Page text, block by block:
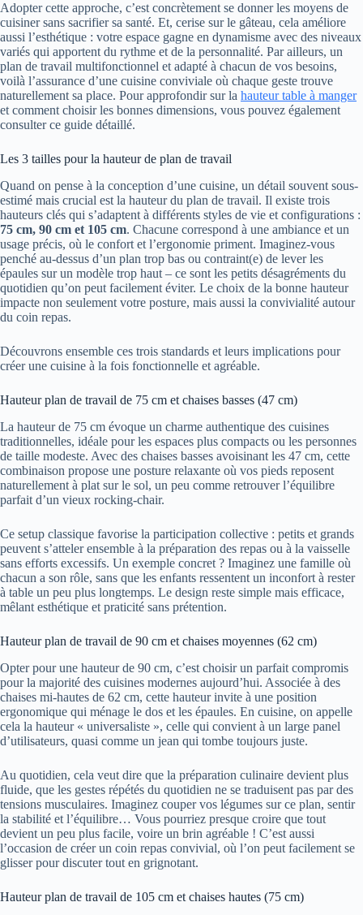
Adopter cette approche, c’est concrètement se donner les moyens de
cuisiner sans sacrifier sa santé. Et, cerise sur le gâteau, cela améliore
aussi l’esthétique : votre espace gagne en dynamisme avec des niveaux
variés qui apportent du rythme et de la personnalité. Par ailleurs, un
plan de travail multifonctionnel et adapté à chacun de vos besoins,
voilà l’assurance d’une cuisine conviviale où chaque geste trouve
naturellement sa place. Pour approfondir sur la hauteur table à manger
et comment choisir les bonnes dimensions, vous pouvez également
consulter ce guide détaillé.
Les 3 tailles pour la hauteur de plan de travail
Quand on pense à la conception d’une cuisine, un détail souvent sous-
estimé mais crucial est la hauteur du plan de travail. Il existe trois
hauteurs clés qui s’adaptent à différents styles de vie et configurations :
75 cm, 90 cm et 105 cm. Chacune correspond à une ambiance et un
usage précis, où le confort et l’ergonomie priment. Imaginez-vous
penché au-dessus d’un plan trop bas ou contraint(e) de lever les
épaules sur un modèle trop haut – ce sont les petits désagréments du
quotidien qu’on peut facilement éviter. Le choix de la bonne hauteur
impacte non seulement votre posture, mais aussi la convivialité autour
du coin repas.
Découvrons ensemble ces trois standards et leurs implications pour
créer une cuisine à la fois fonctionnelle et agréable.
Hauteur plan de travail de 75 cm et chaises basses (47 cm)
La hauteur de 75 cm évoque un charme authentique des cuisines
traditionnelles, idéale pour les espaces plus compacts ou les personnes
de taille modeste. Avec des chaises basses avoisinant les 47 cm, cette
combinaison propose une posture relaxante où vos pieds reposent
naturellement à plat sur le sol, un peu comme retrouver l’équilibre
parfait d’un vieux rocking-chair.
Ce setup classique favorise la participation collective : petits et grands
peuvent s’atteler ensemble à la préparation des repas ou à la vaisselle
sans efforts excessifs. Un exemple concret ? Imaginez une famille où
chacun a son rôle, sans que les enfants ressentent un inconfort à rester
à table un peu plus longtemps. Le design reste simple mais efficace,
mêlant esthétique et praticité sans prétention.
Hauteur plan de travail de 90 cm et chaises moyennes (62 cm)
Opter pour une hauteur de 90 cm, c’est choisir un parfait compromis
pour la majorité des cuisines modernes aujourd’hui. Associée à des
chaises mi-hautes de 62 cm, cette hauteur invite à une position
ergonomique qui ménage le dos et les épaules. En cuisine, on appelle
cela la hauteur « universaliste », celle qui convient à un large panel
d’utilisateurs, quasi comme un jean qui tombe toujours juste.
Au quotidien, cela veut dire que la préparation culinaire devient plus
fluide, que les gestes répétés du quotidien ne se traduisent pas par des
tensions musculaires. Imaginez couper vos légumes sur ce plan, sentir
la stabilité et l’équilibre… Vous pourriez presque croire que tout
devient un peu plus facile, voire un brin agréable ! C’est aussi
l’occasion de créer un coin repas convivial, où l’on peut facilement se
glisser pour discuter tout en grignotant.
Hauteur plan de travail de 105 cm et chaises hautes (75 cm)